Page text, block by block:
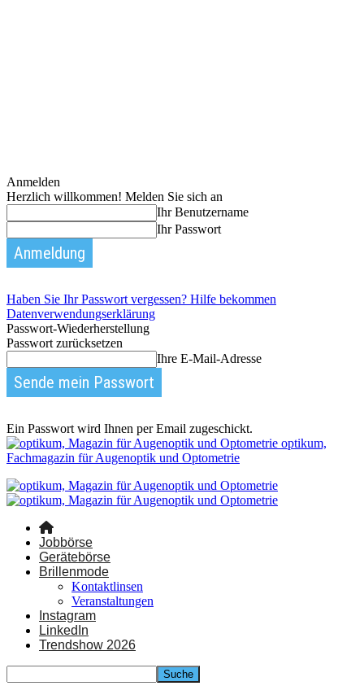
Anmelden
Herzlich willkommen! Melden Sie sich an
Ihr Benutzername
Ihr Passwort
Haben Sie Ihr Passwort vergessen? Hilfe bekommen
Datenverwendungserklärung
Passwort-Wiederherstellung
Passwort zurücksetzen
Ihre E-Mail-Adresse
Ein Passwort wird Ihnen per Email zugeschickt.
optikum,
Fachmagazin für Augenoptik und Optometrie
Jobbörse
Gerätebörse
Brillenmode
Kontaktlinsen
Veranstaltungen
Instagram
LinkedIn
Trendshow 2026